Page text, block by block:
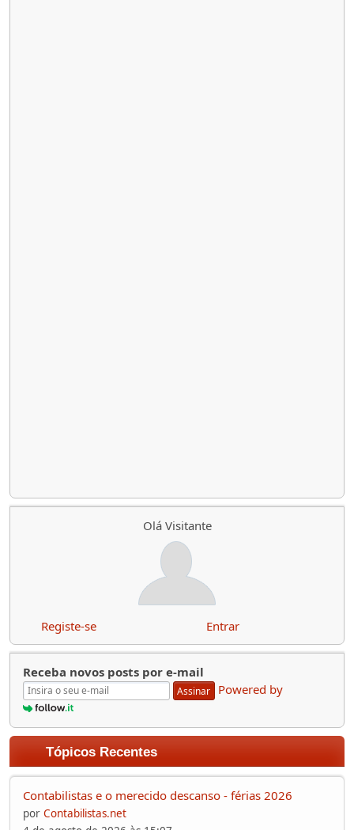
Olá Visitante
Registe-se Entrar
Receba novos posts por e-mail
Assinar Powered by
Tópicos Recentes
Contabilistas e o merecido descanso - férias 2026
por Contabilistas.net